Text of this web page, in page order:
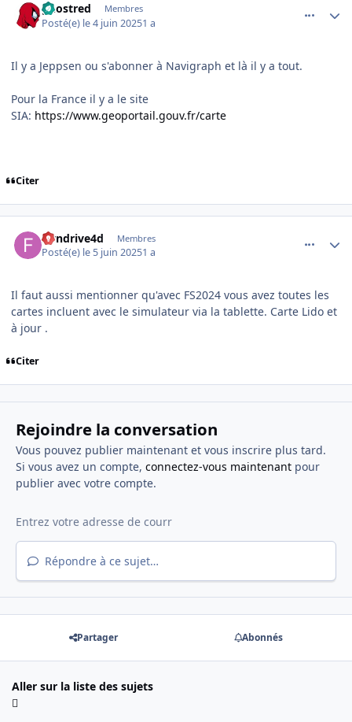
ghostred Membres
Posté(e) le 4 juin 20251 a
Il y a Jeppsen ou s'abonner à Navigraph et là il y a tout.
Pour la France il y a le site
SIA: https://www.geoportail.gouv.fr/carte
Citer
flyndrive4d Membres
Posté(e) le 5 juin 20251 a
Il faut aussi mentionner qu'avec FS2024 vous avez toutes les
cartes incluent avec le simulateur via la tablette. Carte Lido et
à jour .
Citer
Rejoindre la conversation
Vous pouvez publier maintenant et vous inscrire plus tard.
Si vous avez un compte, connectez-vous maintenantpour
publier avec votre compte.
Répondre à ce sujet…
Partager Abonnés
Aller sur la liste des sujets